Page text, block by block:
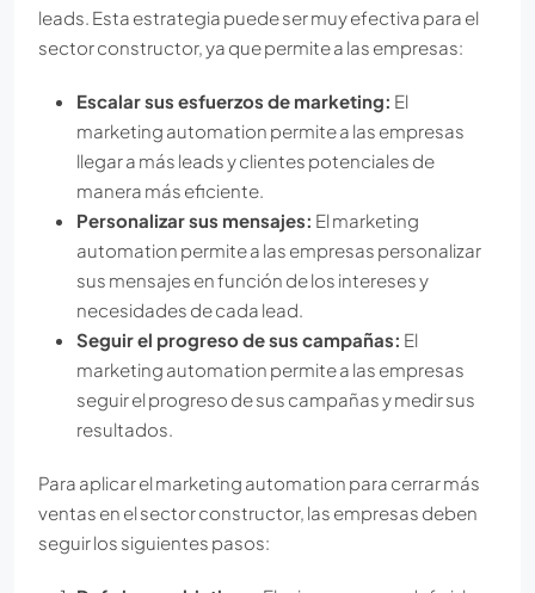
leads. Esta estrategia puede ser muy efectiva para el
sector constructor, ya que permite a las empresas:
Escalar sus esfuerzos de marketing: El
marketing automation permite a las empresas
llegar a más leads y clientes potenciales de
manera más eficiente.
Personalizar sus mensajes: El marketing
automation permite a las empresas personalizar
sus mensajes en función de los intereses y
necesidades de cada lead.
Seguir el progreso de sus campañas: El
marketing automation permite a las empresas
seguir el progreso de sus campañas y medir sus
resultados.
Para aplicar el marketing automation para cerrar más
ventas en el sector constructor, las empresas deben
seguir los siguientes pasos: